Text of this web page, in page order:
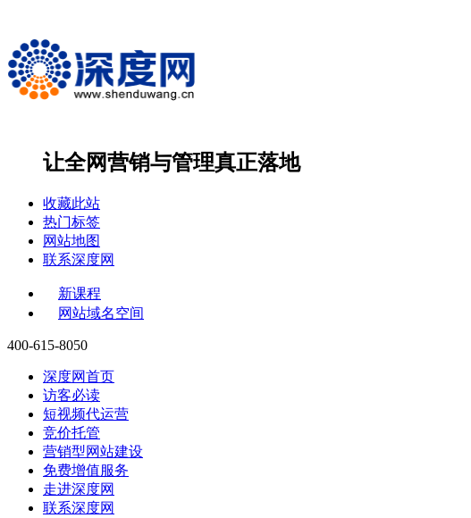
让全网营销与管理真正落地
收藏此站
热门标签
网站地图
联系深度网
新课程
网站域名空间
400-615-8050
深度网首页
访客必读
短视频代运营
竞价托管
营销型网站建设
免费增值服务
走进深度网
联系深度网